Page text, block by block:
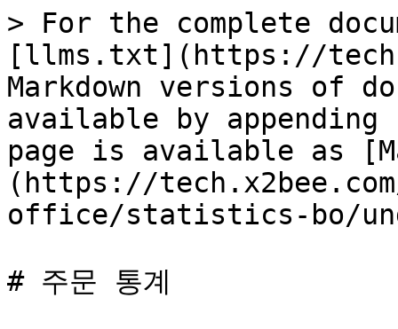
> For the complete
[llms.txt](https://
Markdown versions of
available by
page is available as
(https://
office/statistics-bo/
# 주문 통계